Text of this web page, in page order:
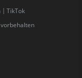
| TikTok